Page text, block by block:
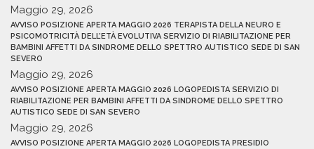
Maggio 29, 2026
AVVISO POSIZIONE APERTA MAGGIO 2026 TERAPISTA DELLA NEURO E
PSICOMOTRICITÀ DELL’ETÀ EVOLUTIVA SERVIZIO DI RIABILITAZIONE PER
BAMBINI AFFETTI DA SINDROME DELLO SPETTRO AUTISTICO SEDE DI SAN
SEVERO
Maggio 29, 2026
AVVISO POSIZIONE APERTA MAGGIO 2026 LOGOPEDISTA SERVIZIO DI
RIABILITAZIONE PER BAMBINI AFFETTI DA SINDROME DELLO SPETTRO
AUTISTICO SEDE DI SAN SEVERO
Maggio 29, 2026
AVVISO POSIZIONE APERTA MAGGIO 2026 LOGOPEDISTA PRESIDIO